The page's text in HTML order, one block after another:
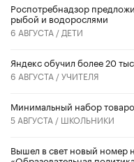
Роспотребнадзор
рыбой и водорослями
6 АВГУСТА / ДЕТИ
​Яндекс обучил более 20
6 АВГУСТА /УЧИТЕЛЯ
Минимальный набор
5 АВГУСТА / ШКОЛЬНИКИ
Вышел в свет новый номер